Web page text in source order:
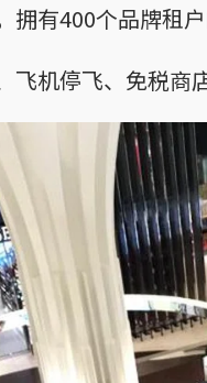
拥有400个品牌租
飞机停飞、免税商